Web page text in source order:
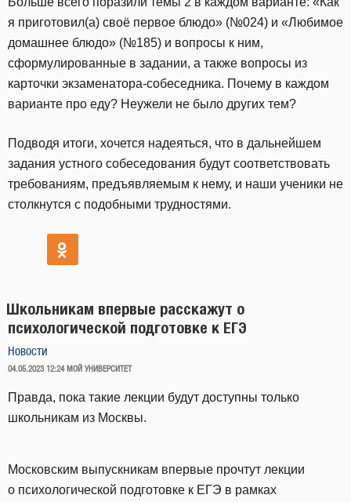
я приготовил(а) своё первое блюдо» (№024) и «Любимое
домашнее блюдо» (№185) и вопросы к ним,
сформулированные в задании, а также вопросы из
карточки экзаменатора-собеседника. Почему в каждом
варианте про еду? Неужели не было других тем?
Подводя итоги, хочется надеяться, что в дальнейшем
задания устного собеседования будут соответствовать
требованиям, предъявляемым к нему, и наши ученики не
столкнутся с подобными трудностями.
Школьникам впервые расскажут о
психологической подготовке к ЕГЭ
Новости
ОПУБЛИКОВАНО
04.05.2023 12:24 МОЙ УНИВЕРСИТЕТ
Правда, пока такие лекции будут доступны только
школьникам из Москвы.
Московским выпускникам впервые прочтут лекции
о психологической подготовке к ЕГЭ в рамках